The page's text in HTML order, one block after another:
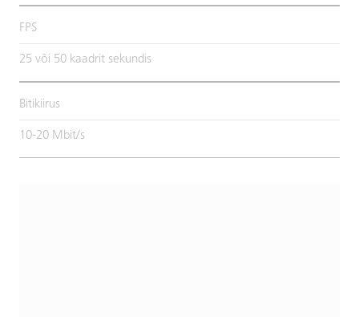
FPS
25 või 50 kaadrit sekundis
Bitikiirus
10-20 Mbit/s